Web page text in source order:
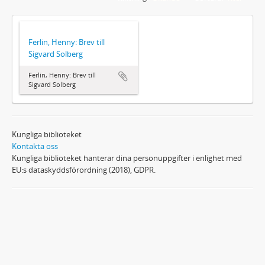
Ferlin, Henny: Brev till
Sigvard Solberg
Ferlin, Henny: Brev till
Sigvard Solberg
Kungliga biblioteket
Kontakta oss
Kungliga biblioteket hanterar dina personuppgifter i enlighet med
EU:s dataskyddsförordning (2018), GDPR.